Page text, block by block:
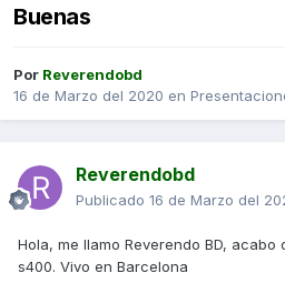
Buenas
Por Reverendobd
16 de Marzo del 2020 en
Reverendobd
Publicado 16 de Marzo del
Hola, me llamo Reverendo BD,
s400. Vivo en Barcelona